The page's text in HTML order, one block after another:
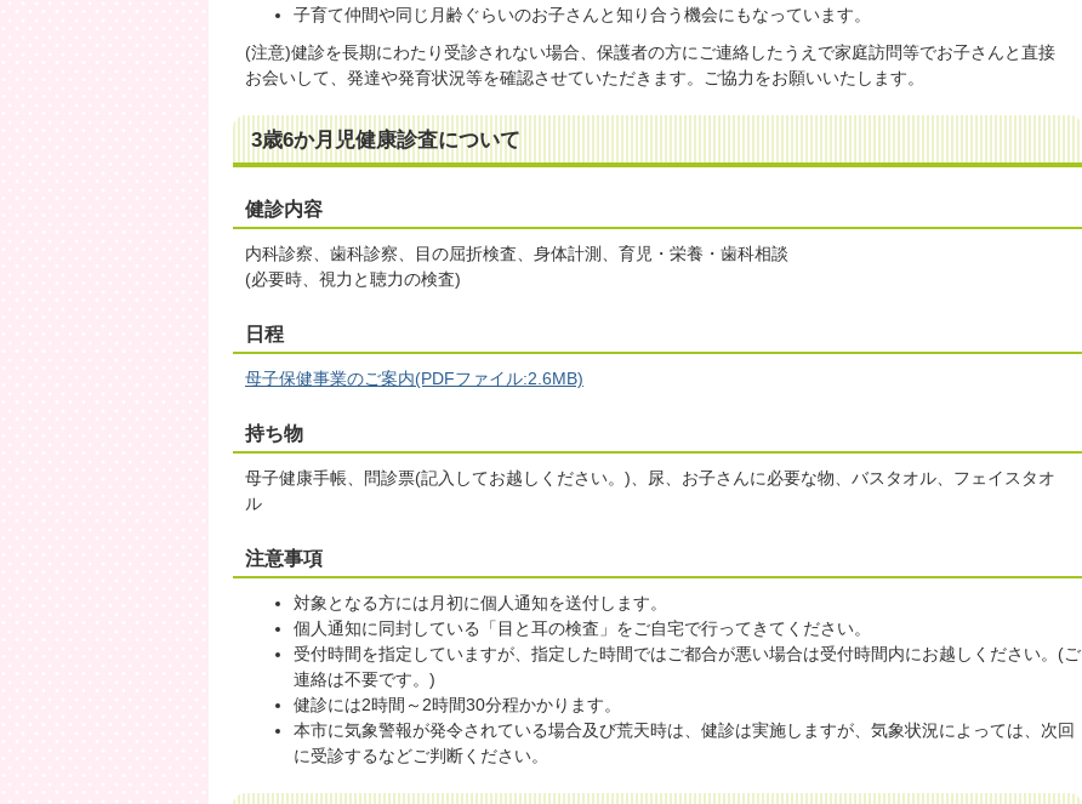
子育て仲間や同じ月齢ぐらいのお子さんと知り合う機会にもなっています。
(注意)健診を長期にわたり受診されない場合、保護者の方にご連絡したうえで家庭訪問等でお子さんと直接
お会いして、発達や発育状況等を確認させていただきます。ご協力をお願いいたします。
3歳6か月児健康診査について
健診内容
内科診察、歯科診察、目の屈折検査、身体計測、育児・栄養・歯科相談
(必要時、視力と聴力の検査)
日程
母子保健事業のご案内(PDFファイル:2.6MB)
持ち物
母子健康手帳、問診票(記入してお越しください。)、尿、お子さんに必要な物、バスタオル、フェイスタオ
ル
注意事項
対象となる方には月初に個人通知を送付します。
個人通知に同封している「目と耳の検査」をご自宅で行ってきてください。
受付時間を指定していますが、指定した時間ではご都合が悪い場合は受付時間内にお越しください。(ご
連絡は不要です。)
健診には2時間～2時間30分程かかります。
本市に気象警報が発令されている場合及び荒天時は、健診は実施しますが、気象状況によっては、次回
に受診するなどご判断ください。